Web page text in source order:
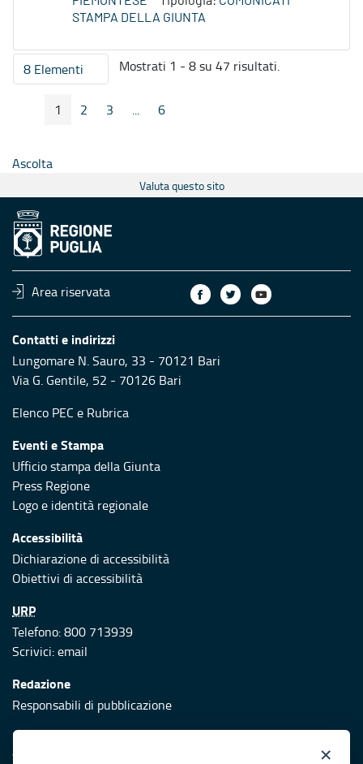
STAMPA DELLA GIUNTA
8 ElementiPer pagina
Mostrati 1 - 8 su 47 risultati.
Pagina Precedente
Pagina
1 Pagina
2 Pagina
3 ...
Pagine intermedie
Pagina
6
Ascolta
Valuta questo sito
Area riservata
Contatti e indirizzi
Lungomare N. Sauro, 33 - 70121 Bari
Via G. Gentile, 52 - 70126 Bari
Elenco PEC e Rubrica
Eventi e Stampa
Ufficio stampa della Giunta
Press Regione
Logo e identità regionale
Accessibilità
Dichiarazione di accessibilità
Obiettivi di accessibilità
URP
Telefono: 800 713939
Scrivici:email
Redazione
Responsabili di pubblicazione
Protezione civile
Vai al sito di Protezione Civile Puglia ×